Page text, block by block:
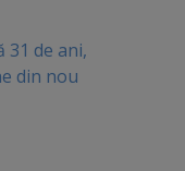
31 de ani,
din nou